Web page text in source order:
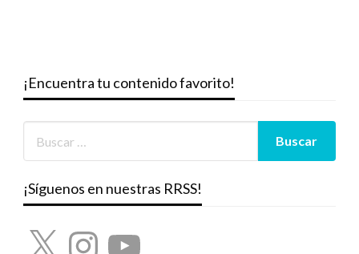
¡Encuentra tu contenido favorito!
¡Síguenos en nuestras RRSS!
X InstagramYouTube